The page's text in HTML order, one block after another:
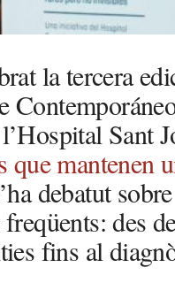
la tercera
Sant
que mantenen
debatut
des
fins al